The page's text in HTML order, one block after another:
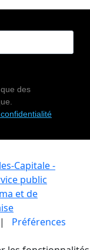
des
Capitale -
public
et de
Préférences